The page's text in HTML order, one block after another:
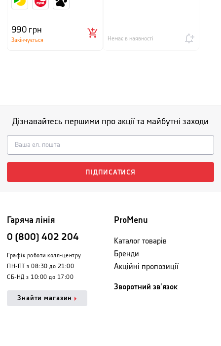
990грн
Закінчується Немає в наявності
Дізнавайтесь першими про акції та майбутні заходи
ПІДПИСАТИСЯ
Гаряча лінія
0 (800) 402 204
Графік роботи колл-центру
ПН-ПТ з 08:30 до 21:00
СБ-НД з 10:00 до 17:00
Знайти магазин
ProMenu
Каталог товарів
Бренди
Акційні пропозиції
Зворотний зв'язок